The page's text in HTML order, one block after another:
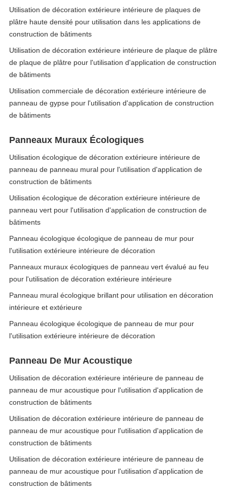
Utilisation de décoration extérieure intérieure de plaques de
plâtre haute densité pour utilisation dans les applications de
construction de bâtiments
Utilisation de décoration extérieure intérieure de plaque de plâtre
de plaque de plâtre pour l'utilisation d'application de construction
de bâtiments
Utilisation commerciale de décoration extérieure intérieure de
panneau de gypse pour l'utilisation d'application de construction
de bâtiments
Panneaux Muraux Écologiques
Utilisation écologique de décoration extérieure intérieure de
panneau de panneau mural pour l'utilisation d'application de
construction de bâtiments
Utilisation écologique de décoration extérieure intérieure de
panneau vert pour l'utilisation d'application de construction de
bâtiments
Panneau écologique écologique de panneau de mur pour
l'utilisation extérieure intérieure de décoration
Panneaux muraux écologiques de panneau vert évalué au feu
pour l'utilisation de décoration extérieure intérieure
Panneau mural écologique brillant pour utilisation en décoration
intérieure et extérieure
Panneau écologique écologique de panneau de mur pour
l'utilisation extérieure intérieure de décoration
Panneau De Mur Acoustique
Utilisation de décoration extérieure intérieure de panneau de
panneau de mur acoustique pour l'utilisation d'application de
construction de bâtiments
Utilisation de décoration extérieure intérieure de panneau de
panneau de mur acoustique pour l'utilisation d'application de
construction de bâtiments
Utilisation de décoration extérieure intérieure de panneau de
panneau de mur acoustique pour l'utilisation d'application de
construction de bâtiments